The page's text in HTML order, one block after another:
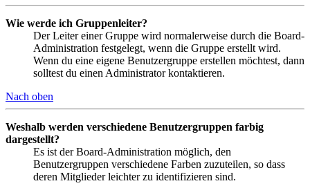
Wie werde ich Gruppenleiter?
Der Leiter einer Gruppe wird normalerweise durch die Board-
Administration festgelegt, wenn die Gruppe erstellt wird.
Wenn du eine eigene Benutzergruppe erstellen möchtest, dann
solltest du einen Administrator kontaktieren.
Nach oben
Weshalb werden verschiedene Benutzergruppen farbig
dargestellt?
Es ist der Board-Administration möglich, den
Benutzergruppen verschiedene Farben zuzuteilen, so dass
deren Mitglieder leichter zu identifizieren sind.